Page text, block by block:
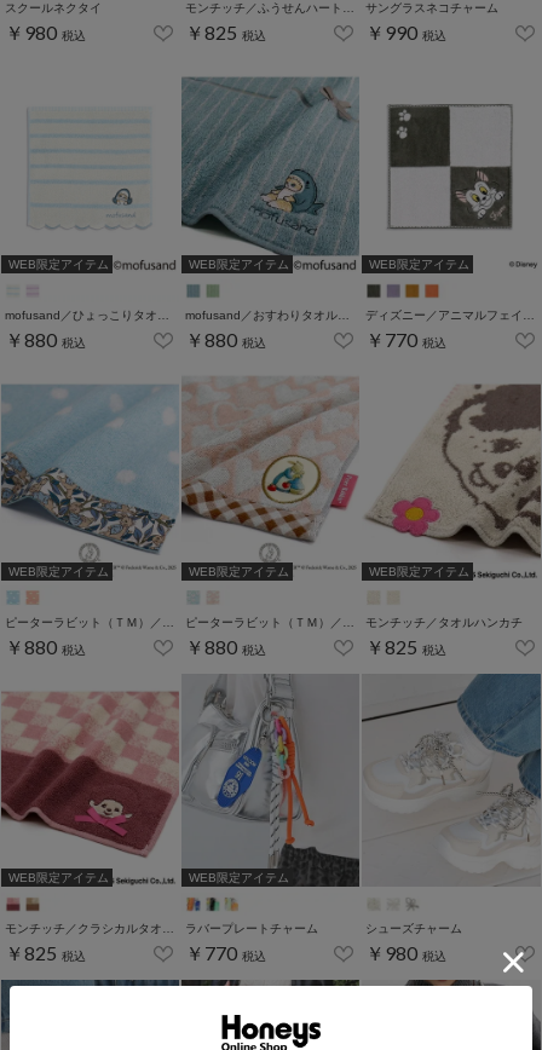
スクールネクタイ
￥980 税込
モンチッチ／ふうせんハートタオルハンカチ
￥825 税込
サングラスネコチャーム
￥990 税込
WEB限定アイテム
￥880 税込
WEB限定アイテム
￥880 税込
WEB限定アイテム
￥770 税込
WEB限定アイテム
￥880 税込
WEB限定アイテム
￥880 税込
WEB限定アイテム
モンチッチ／タオルハンカチ
￥825 税込
WEB限定アイテム
￥825 税込
WEB限定アイテム
ラバープレートチャーム
￥770 税込
シューズチャーム
￥980 税込